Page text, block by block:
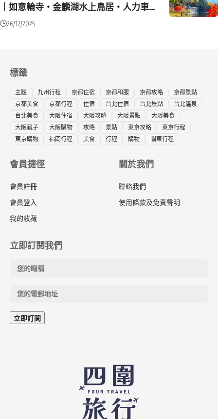
｜如意輪寺・金麟湖水上鳥居・人力車體
驗・海地獄巡遊
26/12/2025
標籤
主題 九州行程 京都住宿 京都和服 京都攻略
京都景點
京都美食
京都行程 住宿 台北住宿 台北景點
台北溫泉
台北美食
大阪住宿 大阪攻略 大阪景點
大阪美食
大阪親子
大阪購物 攻略 景點 東京攻略
東京行程
東京購物
福岡行程 美食 行程 購物 關東行程
會員捷徑
會員註冊
會員登入
我的收藏
關於我們
聯絡我們
使用條款及免責聲明
立即訂閱我們